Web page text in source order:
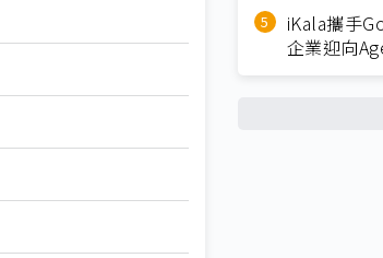
iKala攜手
企業迎向